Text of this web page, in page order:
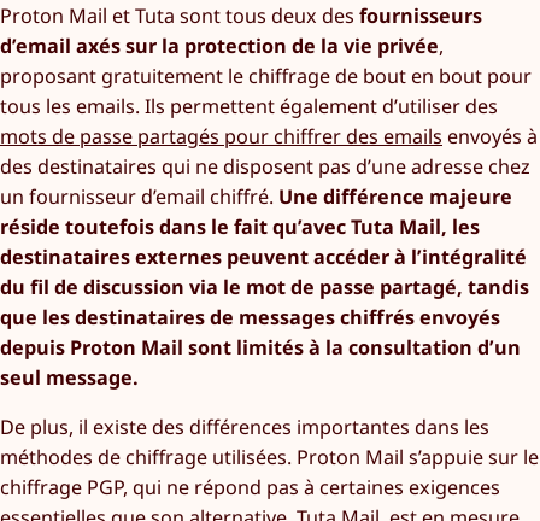
Proton Mail et Tuta sont tous deux des fournisseurs
d’email axés sur la protection de la vie privée,
proposant gratuitement le chiffrage de bout en bout pour
tous les emails. Ils permettent également d’utiliser des
mots de passe partagés pour chiffrer des emails envoyés à
des destinataires qui ne disposent pas d’une adresse chez
un fournisseur d’email chiffré. Une différence majeure
réside toutefois dans le fait qu’avec Tuta Mail, les
destinataires externes peuvent accéder à l’intégralité
du fil de discussion via le mot de passe partagé, tandis
que les destinataires de messages chiffrés envoyés
depuis Proton Mail sont limités à la consultation d’un
seul message.
De plus, il existe des différences importantes dans les
méthodes de chiffrage utilisées. Proton Mail s’appuie sur le
chiffrage PGP, qui ne répond pas à certaines exigences